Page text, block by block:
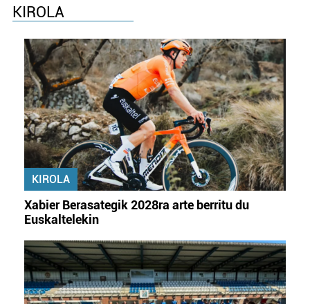
Webgune honek cookie propioak eta hirugarrenen cookie-
zerbitzuak hobetzeko asmoz, cookie teknologiaz
baliatzen gara. Ohar hau onartuz gero, teknologia hori
erabiltzeko baimen esplizitua ematen diguzu.Gehiago
irakurri
KIROLA
KIROLA
Xabier Berasategik 2028ra arte berritu du
Euskaltelekin